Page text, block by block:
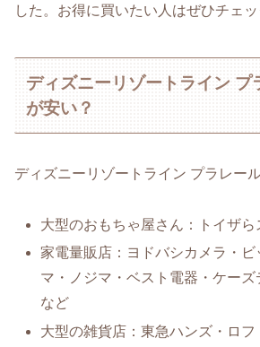
した。お得に買いたい人はぜひチェッ
ディズニーリゾートライン プ
が安い？
ディズニーリゾートライン プラレー
大型のおもちゃ屋さん：トイザら
家電量販店：ヨドバシカメラ・
マ・ノジマ・ベスト電器・ケー
など
大型の雑貨店：東急ハンズ・ロフ